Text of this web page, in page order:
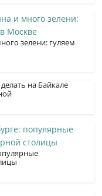
зелени: гуляем
на Байкале